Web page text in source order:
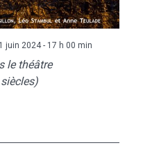
juin 2024 - 17 h 00 min
le théâtre